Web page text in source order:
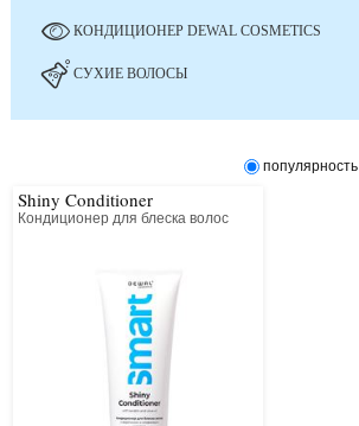
КОНДИЦИОНЕР DEWAL COSMETICS
СУХИЕ ВОЛОСЫ
популярность
Shiny Conditioner
Кондиционер для блеска волос